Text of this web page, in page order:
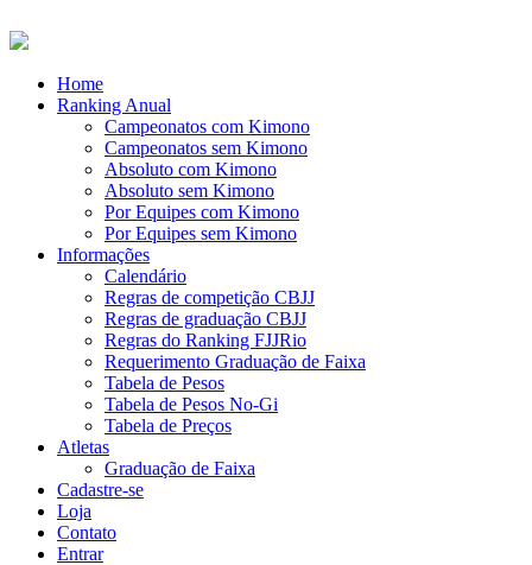
Home
Ranking Anual
Campeonatos com Kimono
Campeonatos sem Kimono
Absoluto com Kimono
Absoluto sem Kimono
Por Equipes com Kimono
Por Equipes sem Kimono
Informações
Calendário
Regras de competição CBJJ
Regras de graduação CBJJ
Regras do Ranking FJJRio
Requerimento Graduação de Faixa
Tabela de Pesos
Tabela de Pesos No-Gi
Tabela de Preços
Atletas
Graduação de Faixa
Cadastre-se
Loja
Contato
Entrar